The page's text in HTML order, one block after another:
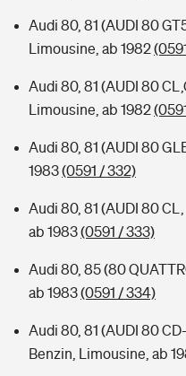
Audi 80, 81 (AUDI 80
Limousine, ab 1982
Audi 80, 81 (AUDI 80
Limousine, ab 1982
Audi 80, 81 (AUDI 80
1983(0591 / 332)
Audi 80, 81 (AUDI 80
ab 1983(0591 / 333)
Audi 80, 85 (80
ab 1983(0591 / 334)
Audi 80, 81 (AUDI 80
Benzin, Limousine, ab